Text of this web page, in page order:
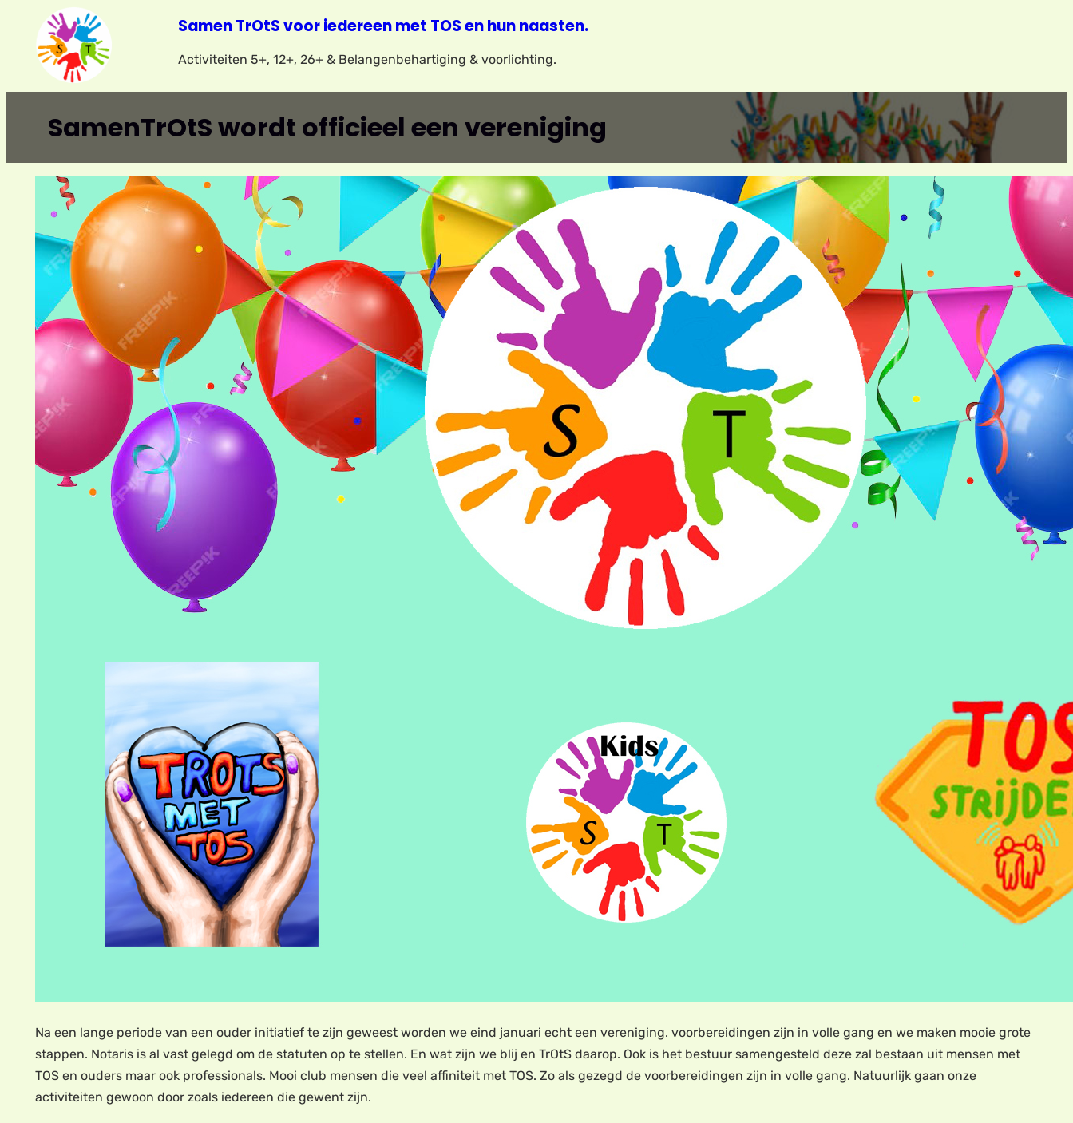
Samen TrOtS voor iedereen met TOS en hun naasten.
Activiteiten 5+, 12+, 26+ & Belangenbehartiging & voorlichting.
SamenTrOtS wordt officieel een vereniging
Na een lange periode van een ouder initiatief te zijn geweest worden we eind januari echt een vereniging. voorbereidingen zijn in volle gang en we maken mooie grote
stappen. Notaris is al vast gelegd om de statuten op te stellen. En wat zijn we blij en TrOtS daarop. Ook is het bestuur samengesteld deze zal bestaan uit mensen met
TOS en ouders maar ook professionals. Mooi club mensen die veel affiniteit met TOS. Zo als gezegd de voorbereidingen zijn in volle gang. Natuurlijk gaan onze
activiteiten gewoon door zoals iedereen die gewent zijn.